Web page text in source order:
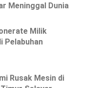
Meninggal Dunia
Milik
Pelabuhan
Rusak Mesin di